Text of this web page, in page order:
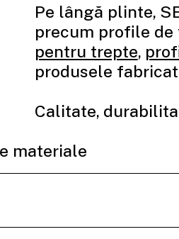
Pe lângă plinte,
precum profile de
pentru trepte,
produsele
Calitate,
materiale